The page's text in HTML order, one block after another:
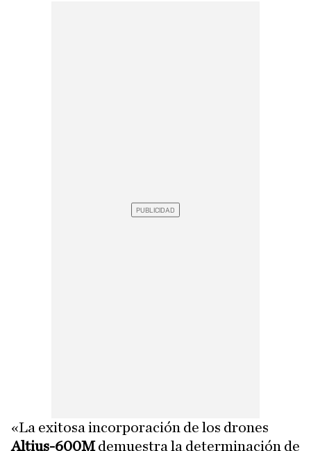
«La exitosa incorporación de los drones
Altius-600Mdemuestra la determinación de